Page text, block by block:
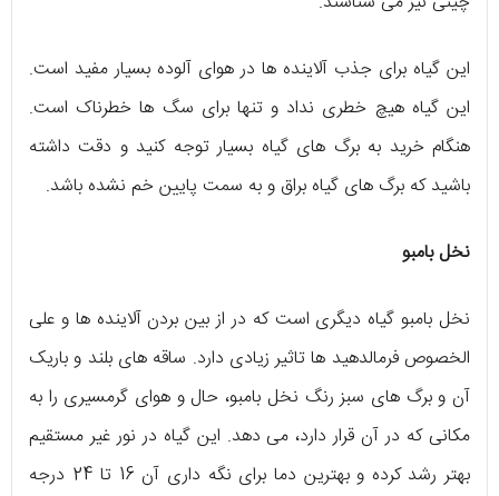
این گیاه برای جذب آلاینده ها در هوای آلوده بسیار مفید است.
این گیاه هیچ خطری نداد و تنها برای سگ ها خطرناک است.
هنگام خرید به برگ های گیاه بسیار توجه کنید و دقت داشته
باشید که برگ های گیاه براق و به سمت پایین خم نشده باشد.
نخل بامبو
نخل بامبو گیاه دیگری است که در از بین بردن آلاینده ها و علی
الخصوص فرمالدهید ها تاثیر زیادی دارد. ساقه های بلند و باریک
آن و برگ های سبز رنگ نخل بامبو، حال و هوای گرمسیری را به
مکانی که در آن قرار دارد، می دهد. این گیاه در نور غیر مستقیم
بهتر رشد کرده و بهترین دما برای نگه داری آن 16 تا 24 درجه